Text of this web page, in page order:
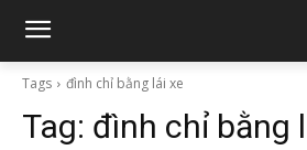
Tags đình chỉ bằng lái xe
Tag: đình chỉ bằng